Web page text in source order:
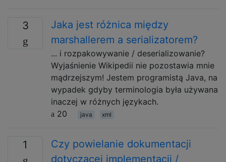
3
Jaka jest różnica między
marshallerem a serializatorem?
... i rozpakowywanie / deserializowanie?
Wyjaśnienie Wikipedii nie pozostawia mnie
mądrzejszym! Jestem programistą Java, na
wypadek gdyby terminologia była używana
inaczej w różnych językach.
20
java xml
1
Czy powielanie dokumentacji
dotyczącej implementacji /